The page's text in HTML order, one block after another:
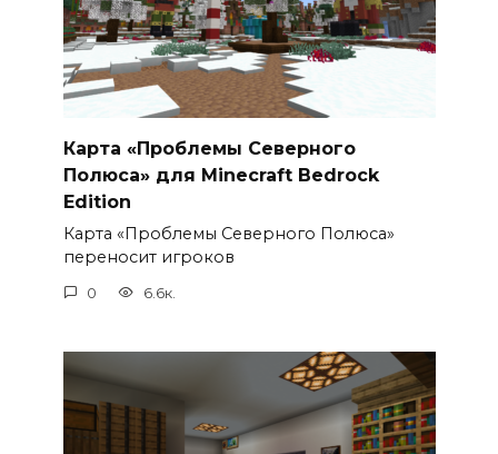
Карта «Проблемы Северного
Полюса» для Minecraft Bedrock
Edition
Карта «Проблемы Северного Полюса»
переносит игроков
0 6.6к.